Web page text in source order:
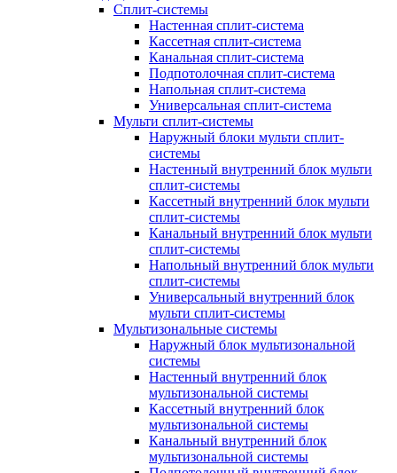
Сплит-системы
Настенная сплит-система
Кассетная сплит-система
Канальная сплит-система
Подпотолочная сплит-система
Напольная сплит-система
Универсальная сплит-система
Мульти сплит-системы
Наружный блоки мульти сплит-
системы
Настенный внутренний блок мульти
сплит-системы
Кассетный внутренний блок мульти
сплит-системы
Канальный внутренний блок мульти
сплит-системы
Напольный внутренний блок мульти
сплит-системы
Универсальный внутренний блок
мульти сплит-системы
Мультизональные системы
Наружный блок мультизональной
системы
Настенный внутренний блок
мультизональной системы
Кассетный внутренний блок
мультизональной системы
Канальный внутренний блок
мультизональной системы